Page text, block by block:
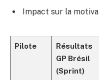
Impact sur la
Pilote
Résultats
GP Brésil
(Sprint)